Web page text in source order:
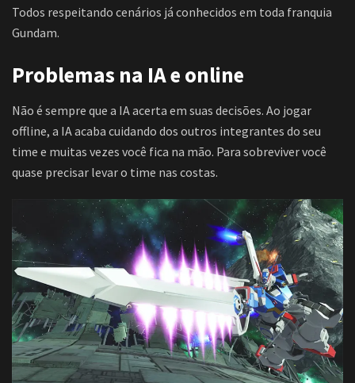
Todos respeitando cenários já conhecidos em toda franquia
Gundam.
Problemas na IA e online
Não é sempre que a IA acerta em suas decisões. Ao jogar
offline, a IA acaba cuidando dos outros integrantes do seu
time e muitas vezes você fica na mão. Para sobreviver você
quase precisar levar o time nas costas.